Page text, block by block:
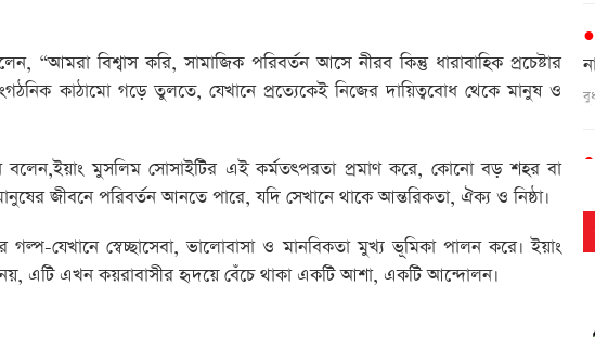
“আমরা বিশ্বাস করি, সামাজিক পরিবর্তন আসে নীরব কিন্তু ধারাবাহিক প্রচেষ্টার
কাঠামো গড়ে তুলতে, যেখানে প্রত্যেকেই নিজের দায়িত্ববোধ থেকে মানুষ ও
বলেন,ইয়াং মুসলিম সোসাইটির এই কর্মতৎপরতা প্রমাণ করে, কোনো বড় শহর বা
জীবনে পরিবর্তন আনতে পারে, যদি সেখানে থাকে আন্তরিকতা, ঐক্য ও নিষ্ঠা।
যেখানে স্বেচ্ছাসেবা, ভালোবাসা ও মানবিকতা মুখ্য ভূমিকা পালন করে। ইয়াং
এটি এখন কয়রাবাসীর হৃদয়ে বেঁচে থাকা একটি আশা, একটি আন্দোলন।
●
●